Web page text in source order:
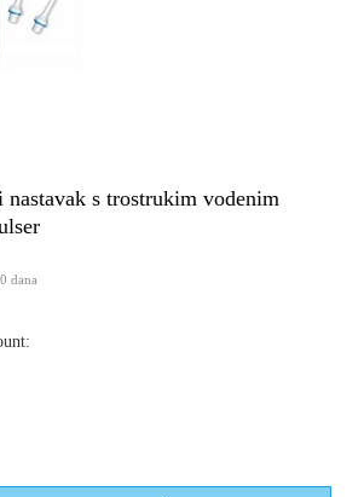
nastavak s trostrukim vodenim
dana